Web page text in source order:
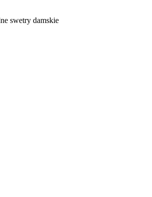
swetry damskie